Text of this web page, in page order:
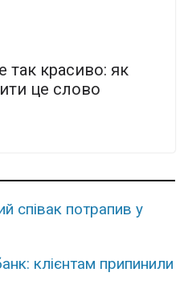
так кpасиво: як
це cлово
співак потрапив у
клієнтам припинили